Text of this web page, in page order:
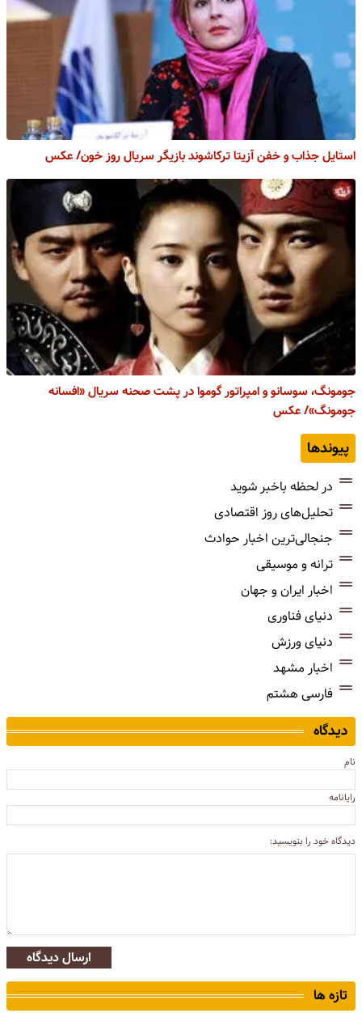
استایل جذاب و خفن آزیتا ترکاشوند بازیگر سریال روز خون/ عکس
جومونگ، سوسانو و امپراتور گوموا در پشت صحنه سریال «افسانه
جومونگ»/ عکس
پیوندها
در لحظه باخبر شوید
تحلیل‌های روز اقتصادی
جنجالی‌ترین اخبار حوادث
ترانه و موسیقی
اخبار ایران و جهان
دنیای فناوری
دنیای ورزش
اخبار مشهد
فارسی هشتم
دیدگاه
نام
رایانامه
دیدگاه خود را بنویسید:
ارسال دیدگاه
تازه ها